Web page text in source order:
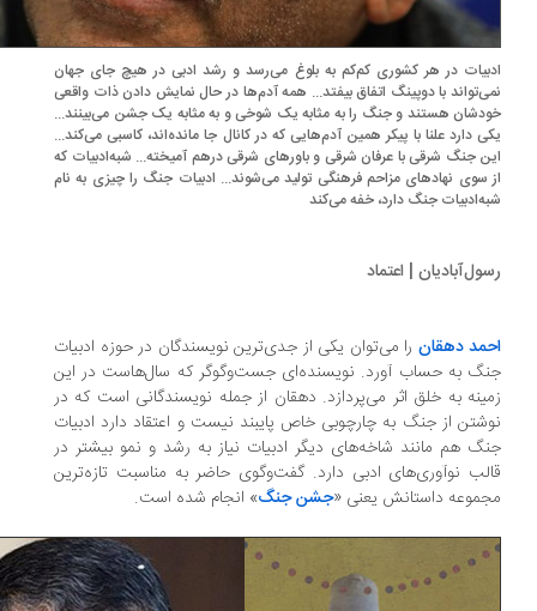
در هر کشوری کم‌کم ‌به بلوغ می‌رسد و رشد ادبی در هیچ ‌جای جهان
با دوپینگ اتفاق بیفتد... همه آدم‌ها در حال نمایش دادن ذات واقعی
هستند و جنگ را به مثابه یک شوخی و به مثابه یک جشن می‌بینند...
دارد علنا با پیکر همین آدم‌هایی که در کانال جا مانده‌اند، کاسبی می‌کند...
جنگ شرقی با عرفان شرقی و باورهای شرقی درهم‌ آمیخته... شبه‌ادبیات که
سوی نهادهای مزاحم فرهنگی تولید می‌شوند... ادبیات جنگ را چیزی به نام
جنگ دارد، خفه‌ می‌کند
| اعتماد
دهقان را می‌توان یکی از جدی‌ترین نویسندگان در حوزه ادبیات
به حساب آورد. نویسنده‌ای جست‌وگوگر که سال‌هاست در این
به خلق اثر می‌پردازد. دهقان از جمله نویسندگانی است که در
از جنگ به چارچوبی خاص پایبند نیست و اعتقاد دارد ادبیات
هم مانند شاخه‌های دیگر ادبیات نیاز به رشد و نمو بیشتر در
نوآوری‌های ادبی دارد. گفت‌وگوی حاضر به مناسبت تازه‌ترین
داستانش یعنی « جشن جنگ» انجام شده است.